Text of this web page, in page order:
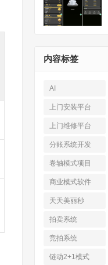
内容标签
AI
上门安装平台
上门维修平台
分账系统开发
卷轴模式项目
商业模式软件
天天美丽秒
拍卖系统
竞拍系统
链动2+1模式